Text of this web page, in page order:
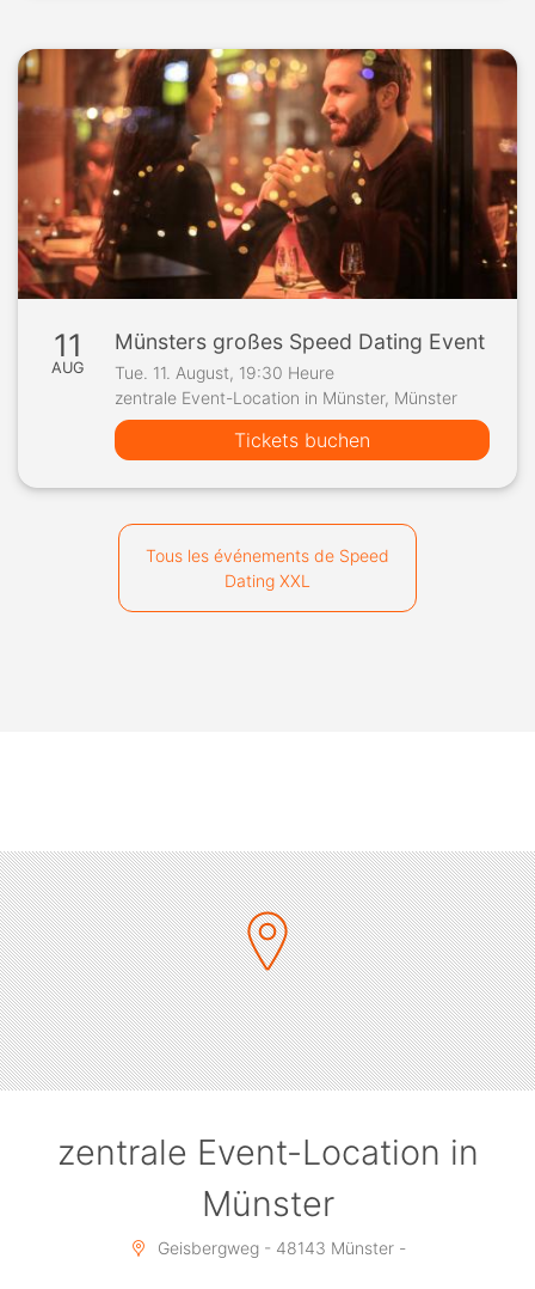
11
AUG
Münsters großes Speed Dating Event
Tue. 11. August, 19:30 Heure
zentrale Event-Location in Münster, Münster
Tickets buchen
Tous les événements de Speed
Dating XXL
zentrale Event-Location in
Münster
Geisbergweg - 48143 Münster -